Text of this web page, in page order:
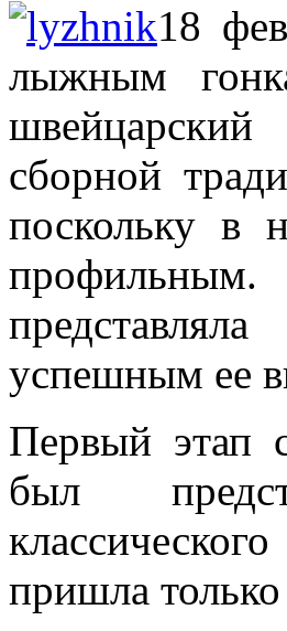
18
лыжным
сборной
поскольку в
успешным ее
Первый этап
был
пришла